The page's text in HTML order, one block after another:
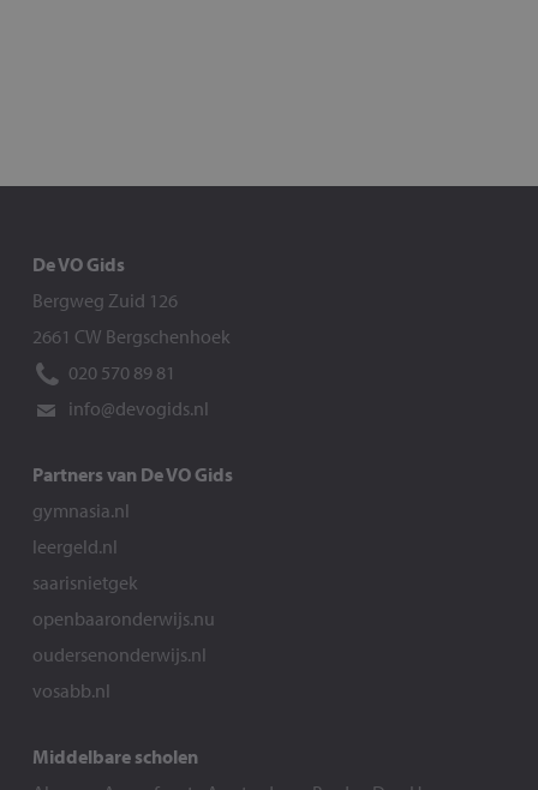
De VO Gids
Bergweg Zuid 126
2661 CW Bergschenhoek
020 570 89 81
info@devogids.nl
Partners van De VO Gids
gymnasia.nl
leergeld.nl
saarisnietgek
openbaaronderwijs.nu
oudersenonderwijs.nl
vosabb.nl
Middelbare scholen